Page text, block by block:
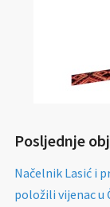
Posljednje
Načelnik Lasić i
položili vijenac u